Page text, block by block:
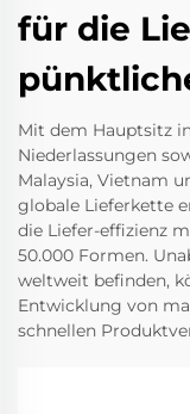
für die
Mit dem Hauptsitz
Niederlassungen
Malaysia, Vietnam
globale Lieferkette
die Liefer-effizienz
50.000 Formen.
weltweit befinden,
Entwicklung von
schnellen